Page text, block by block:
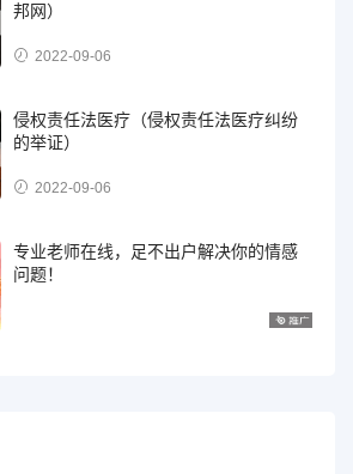
邦网）
2022-09-06
侵权责任法医疗（侵权责任法医疗纠纷
的举证）
2022-09-06
专业老师在线，足不出户解决你的情感
问题！